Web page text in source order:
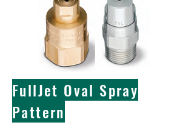
FullJet Oval Spray
Pattern